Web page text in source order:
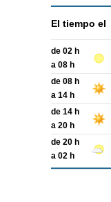
El tiempo el
de 02 h
a 08 h
de 08 h
a 14 h
de 14 h
a 20 h
de 20 h
a 02 h